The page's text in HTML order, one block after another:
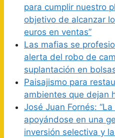
para cumplir nuestro
objetivo de alcanzar
euros en ventas”
Las mafias se
alerta del robo de
suplantación en
Paisajismo para
ambientes que dejan
José Juan Fornés:
apoyándose en una
inversión selectiva y